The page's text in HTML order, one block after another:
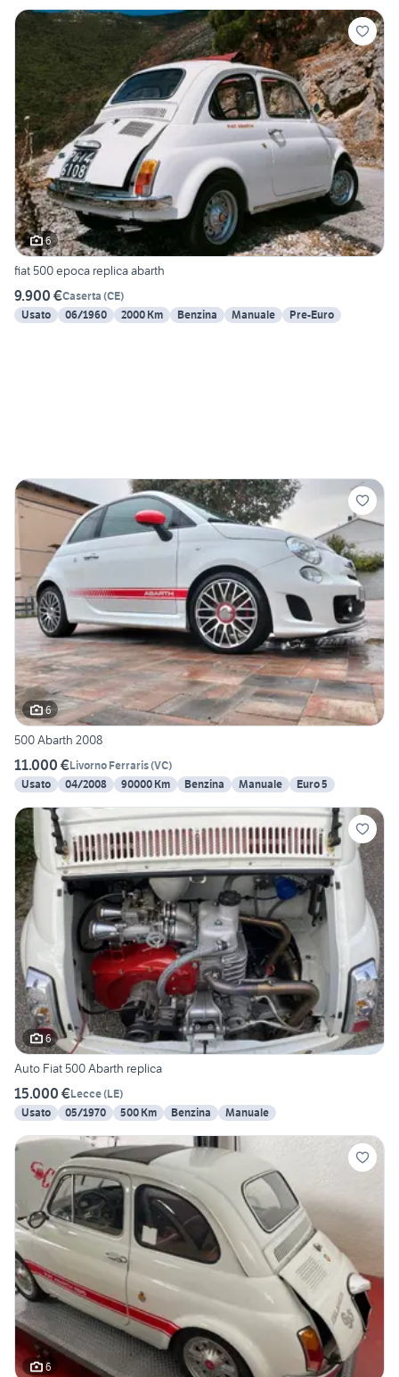
6
fiat 500 epoca replica abarth
9.900 €Caserta (CE)
Usato
06/1960 2000 Km Benzina Manuale Pre-Euro
6
500 Abarth 2008
11.000 €Livorno Ferraris(VC)
Usato
04/2008 90000 Km Benzina Manuale Euro 5
6
Auto Fiat 500 Abarth replica
15.000 €Lecce(LE)
Usato
05/1970 500 Km Benzina Manuale
6